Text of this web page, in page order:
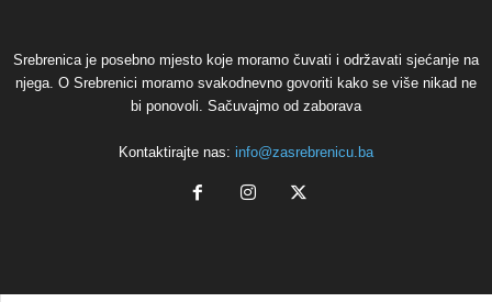
Srebrenica je posebno mjesto koje moramo čuvati i održavati sjećanje na
njega. O Srebrenici moramo svakodnevno govoriti kako se više nikad ne
bi ponovoli. Sačuvajmo od zaborava
Kontaktirajte nas: info@zasrebrenicu.ba